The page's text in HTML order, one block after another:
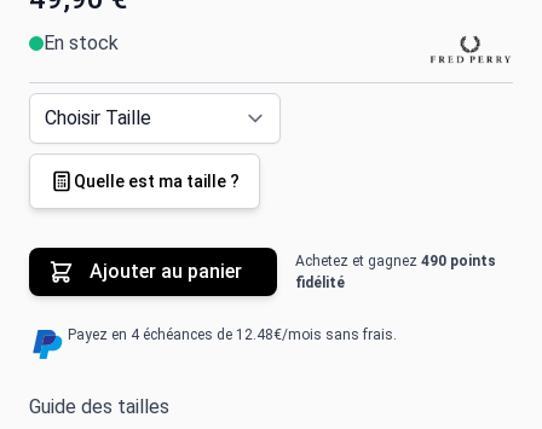
En stock
Quelle est ma taille ?
Ajouter au panier Achetez et gagnez 490 points
fidélité
Payez en 4 échéances de 12.48€/mois sans frais.
Guide des tailles